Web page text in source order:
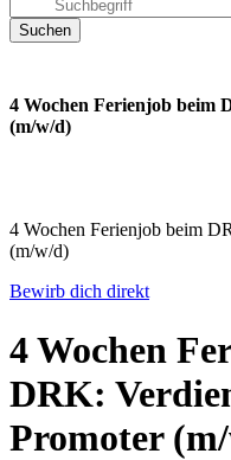
4 Wochen Ferienjob beim
(m/w/d)
4 Wochen Ferienjob beim
(m/w/d)
Bewirb dich direkt
4 Wochen
DRK:
Promoter